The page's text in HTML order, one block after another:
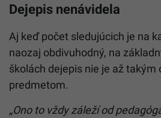
Dejepis nenávidela
Aj keď počet sledujúcich je na
naozaj obdivuhodný, na
školách dejepis nie je až takým
predmetom.
„Ono to vždy záleží od